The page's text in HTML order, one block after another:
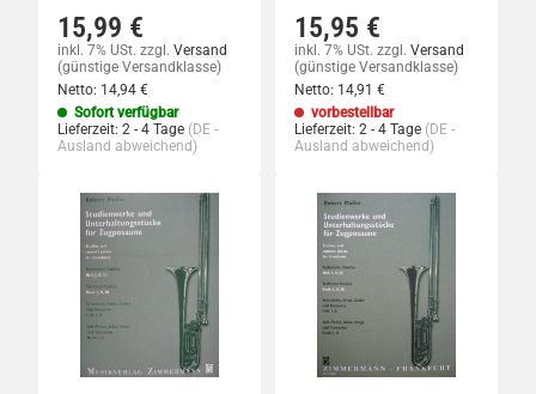
15,99 €
inkl. 7% USt. zzgl. Versand
(günstige Versandklasse)
Netto: 14,94 €
Sofort verfügbar
Lieferzeit: 2 - 4 Tage (DE -
Ausland abweichend)
15,95 €
inkl. 7% USt. zzgl. Versand
(günstige Versandklasse)
Netto: 14,91 €
vorbestellbar
Lieferzeit: 2 - 4 Tage (DE -
Ausland abweichend)